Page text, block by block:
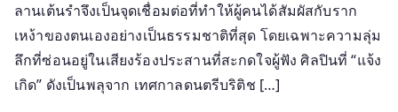
ลานเต้นรำจึงเป็นจุดเชื่อมต่อที่ทำให้ผู้คนได้สัมผัสกับราก
เหง้าของตนเองอย่างเป็นธรรมชาติที่สุด โดยเฉพาะความลุ่ม
ลึกที่ซ่อนอยู่ในเสียงร้องประสานที่สะกดใจผู้ฟัง ศิลปินที่ “แจ้ง
เกิด” ดังเป็นพลุจาก เทศกาลดนตรีบริติช […]